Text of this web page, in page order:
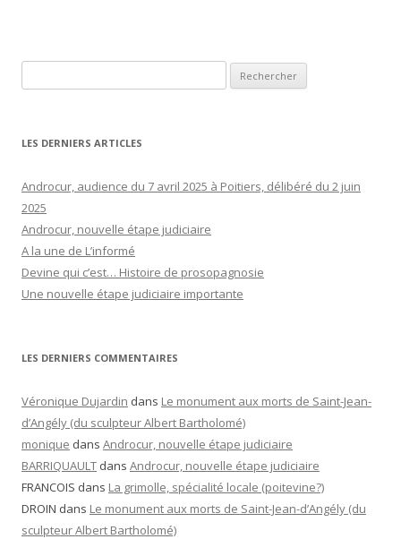
LES DERNIERS ARTICLES
Androcur, audience du 7 avril 2025 à Poitiers, délibéré du 2 juin
2025
Androcur, nouvelle étape judiciaire
A la une de L’informé
Devine qui c’est… Histoire de prosopagnosie
Une nouvelle étape judiciaire importante
LES DERNIERS COMMENTAIRES
Véronique Dujardin dans Le monument aux morts de Saint-Jean-
d’Angély (du sculpteur Albert Bartholomé)
monique dans Androcur, nouvelle étape judiciaire
BARRIQUAULT dans Androcur, nouvelle étape judiciaire
FRANCOIS dans La grimolle, spécialité locale (poitevine?)
DROIN dans Le monument aux morts de Saint-Jean-d’Angély (du
sculpteur Albert Bartholomé)